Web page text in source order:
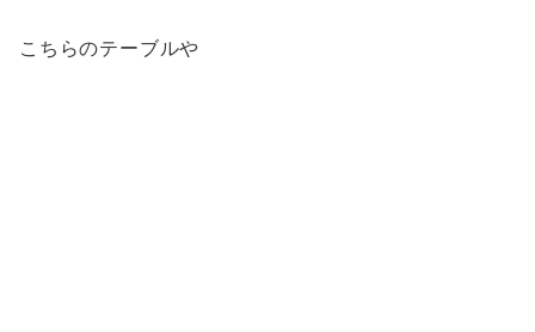
こちらのテーブルや